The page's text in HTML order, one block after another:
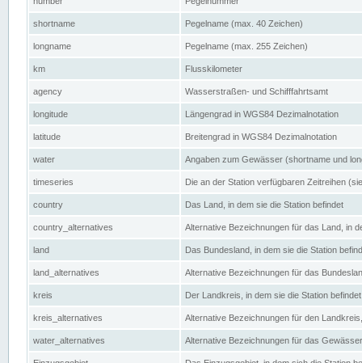
shortname Pegelname (max. 40 Zeichen)
longname Pegelname (max. 255 Zeichen)
km Flusskilometer
agency Wasserstraßen- und Schifffahrtsamt
longitude Längengrad in WGS84 Dezimalnotation
latitude Breitengrad in WGS84 Dezimalnotation
water Angaben zum Gewässer (shortname und
timeseries Die an der Station verfügbaren Zeitreihen
country Das Land, in dem sie die Station befindet
country_alternatives Alternative Bezeichnungen für das Land, in
land Das Bundesland, in dem sie die Station
land_alternatives Alternative Bezeichnungen für das
kreis Der Landkreis, in dem sie die Station befindet
kreis_alternatives Alternative Bezeichnungen für den
water_alternatives Alternative Bezeichnungen für das